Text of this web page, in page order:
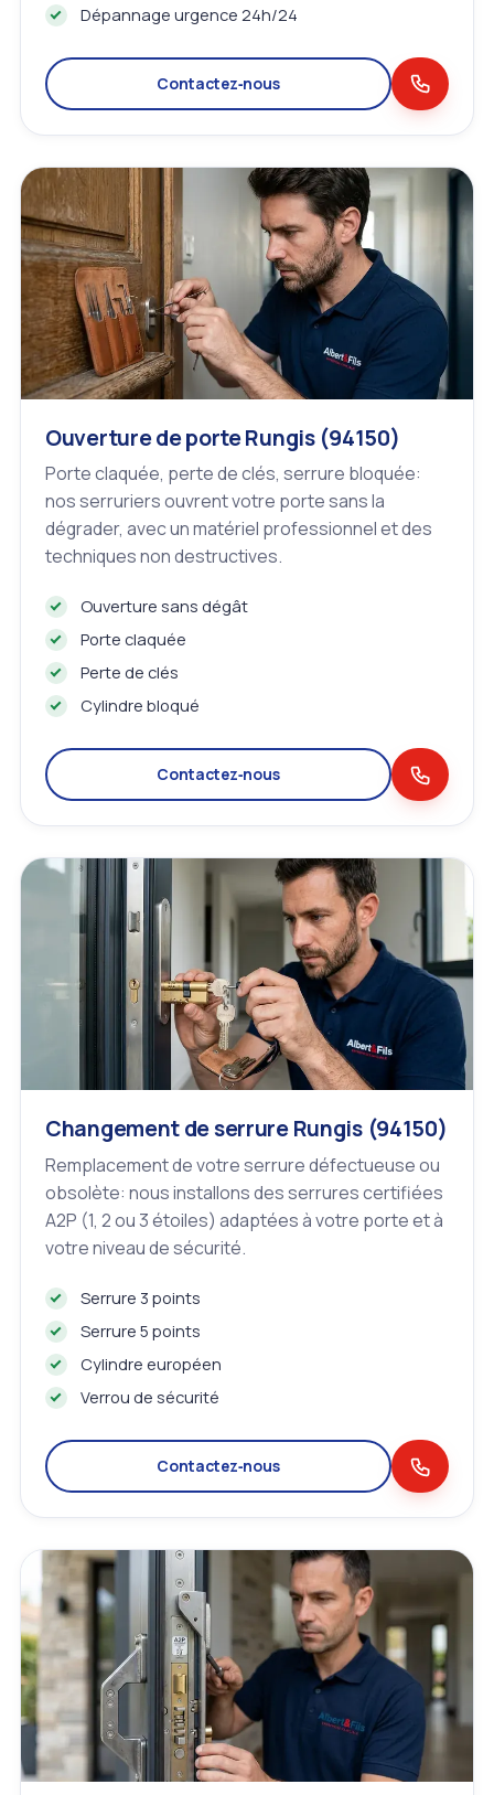
Dépannage urgence 24h/24
Contactez‑nous
Ouverture de porte Rungis (94150)
Porte claquée, perte de clés, serrure bloquée:
nos serruriers ouvrent votre porte sans la
dégrader, avec un matériel professionnel et des
techniques non destructives.
Ouverture sans dégât
Porte claquée
Perte de clés
Cylindre bloqué
Contactez‑nous
Changement de serrure Rungis (94150)
Remplacement de votre serrure défectueuse ou
obsolète: nous installons des serrures certifiées
A2P (1, 2 ou 3 étoiles) adaptées à votre porte et à
votre niveau de sécurité.
Serrure 3 points
Serrure 5 points
Cylindre européen
Verrou de sécurité
Contactez‑nous